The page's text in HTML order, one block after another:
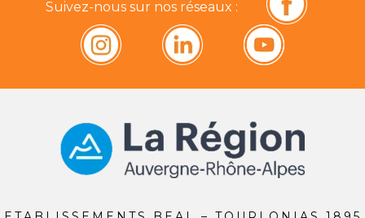
Suivez-nous sur nos réseaux :